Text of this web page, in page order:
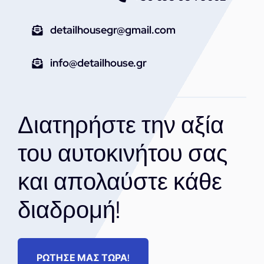
detailhousegr@gmail.com
info@detailhouse.gr
Διατηρήστε την αξία
του αυτοκινήτου σας
και απολαύστε κάθε
διαδρομή!
ΡΩΤΗΣΕ ΜΑΣ ΤΩΡΑ!